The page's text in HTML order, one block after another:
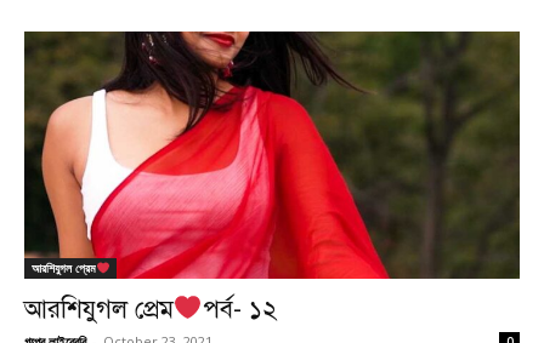
আরশিযুগল প্রেম
আরশিযুগল প্রেম পর্ব- ১২